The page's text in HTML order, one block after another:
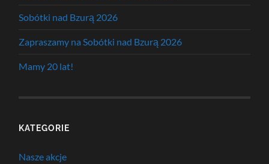
Sobótki nad Bzurą 2026
Zapraszamy na Sobótki nad Bzurą 2026
Mamy 20 lat!
KATEGORIE
Nasze akcje